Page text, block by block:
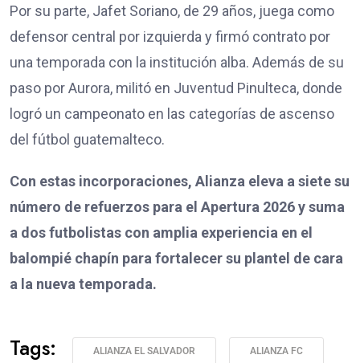
Por su parte, Jafet Soriano, de 29 años, juega como
defensor central por izquierda y firmó contrato por
una temporada con la institución alba. Además de su
paso por Aurora, militó en Juventud Pinulteca, donde
logró un campeonato en las categorías de ascenso
del fútbol guatemalteco.
Con estas incorporaciones, Alianza eleva a siete su
número de refuerzos para el Apertura 2026 y suma
a dos futbolistas con amplia experiencia en el
balompié chapín para fortalecer su plantel de cara
a la nueva temporada.
Tags: ALIANZA EL SALVADOR ALIANZA FC